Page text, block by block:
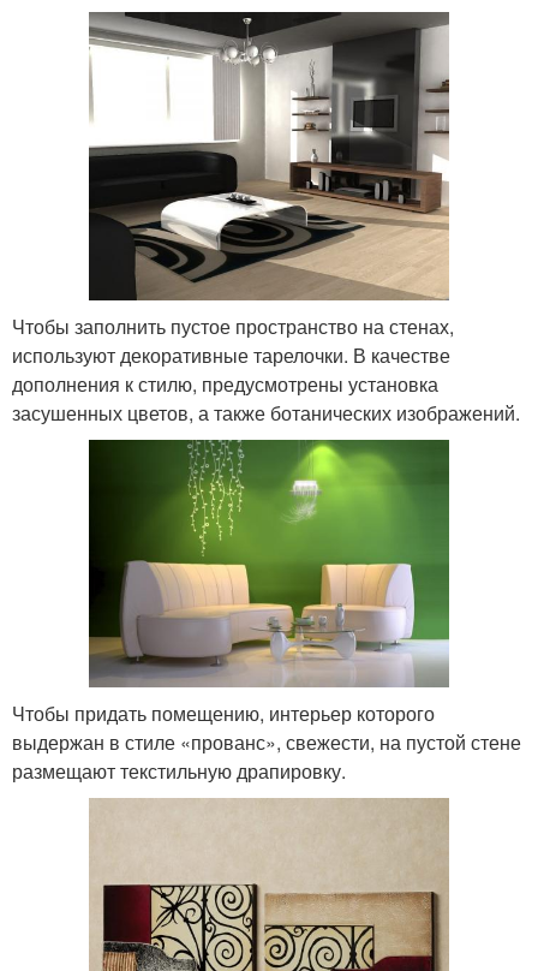
Чтобы заполнить пустое пространство на стенах,
используют декоративные тарелочки. В качестве
дополнения к стилю, предусмотрены установка
засушенных цветов, а также ботанических изображений.
Чтобы придать помещению, интерьер которого
выдержан в стиле «прованс», свежести, на пустой стене
размещают текстильную драпировку.